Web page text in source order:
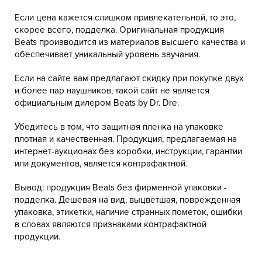
Если цена кажется слишком привлекательной, то это,
скорее всего, подделка. Оригинальная продукция
Beats производится из материалов высшего качества и
обеспечивает уникальный уровень звучания.
Если на сайте вам предлагают скидку при покупке двух
и более пар наушников, такой сайт не является
официальным дилером Beats by Dr. Dre.
Убедитесь в том, что защитная пленка на упаковке
плотная и качественная. Продукция, предлагаемая на
интернет-аукционах без коробки, инструкции, гарантии
или документов, является контрафактной.
Вывод: продукция Beats без фирменной упаковки -
подделка. Дешевая на вид, выцветшая, поврежденная
упаковка, этикетки, наличие странных пометок, ошибки
в словах являются признаками контрафактной
продукции.